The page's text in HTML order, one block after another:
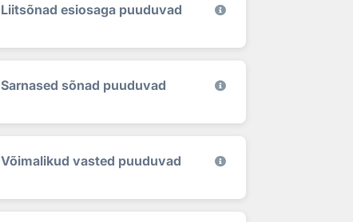
Liitsõnad esiosaga puuduvad
Sarnased sõnad puuduvad
Võimalikud vasted puuduvad